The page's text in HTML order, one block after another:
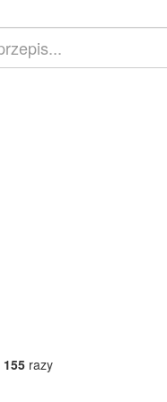
155 razy